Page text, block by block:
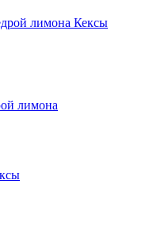
Кексы
лимона